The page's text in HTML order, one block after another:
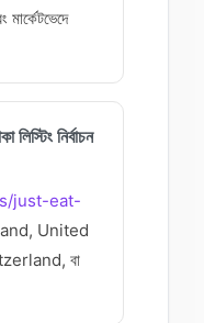
নির্বাচন
just-eat-
United
বা